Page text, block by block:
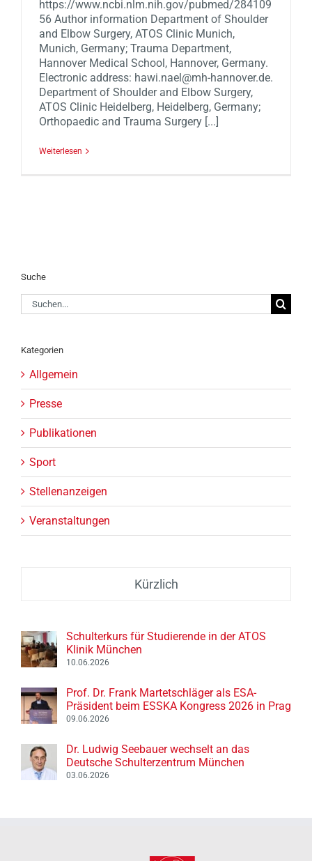
https://www.ncbi.nlm.nih.gov/pubmed/284109
56 Author information Department of Shoulder
and Elbow Surgery, ATOS Clinic Munich,
Munich, Germany; Trauma Department,
Hannover Medical School, Hannover, Germany.
Electronic address: hawi.nael@mh-hannover.de.
Department of Shoulder and Elbow Surgery,
ATOS Clinic Heidelberg, Heidelberg, Germany;
Orthopaedic and Trauma Surgery [...]
Weiterlesen
Suche
Suche
nach:
Kategorien
Allgemein
Presse
Publikationen
Sport
Stellenanzeigen
Veranstaltungen
Kürzlich
Schulterkurs für Studierende in der ATOS
Klinik München
10.06.2026
Prof. Dr. Frank Martetschläger als ESA-
Präsident beim ESSKA Kongress 2026 in Prag
09.06.2026
Dr. Ludwig Seebauer wechselt an das
Deutsche Schulterzentrum München
03.06.2026